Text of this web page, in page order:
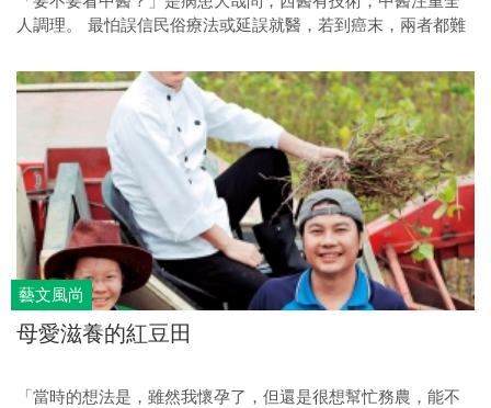
人調理。 最怕誤信民俗療法或延誤就醫，若到癌末，兩者都難
藝文風尚
母愛滋養的紅豆田
「當時的想法是，雖然我懷孕了，但還是很想幫忙務農，能不